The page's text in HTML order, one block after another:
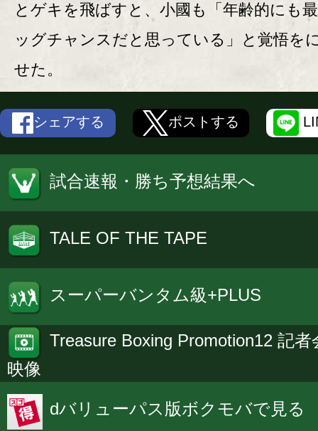
とゲキを飛ばすと、小國も「年齢的にも
ッグチャンスだと思っている」と覚悟を
せた。
シェアする ポストする
試合速報・勝ち予想結果へ
TALE OF THE TAPE
スーパーバンタム級+PLUS
Treasure Boxing Promotion12 記者
映像
dバリューパス版ボクモバで見る